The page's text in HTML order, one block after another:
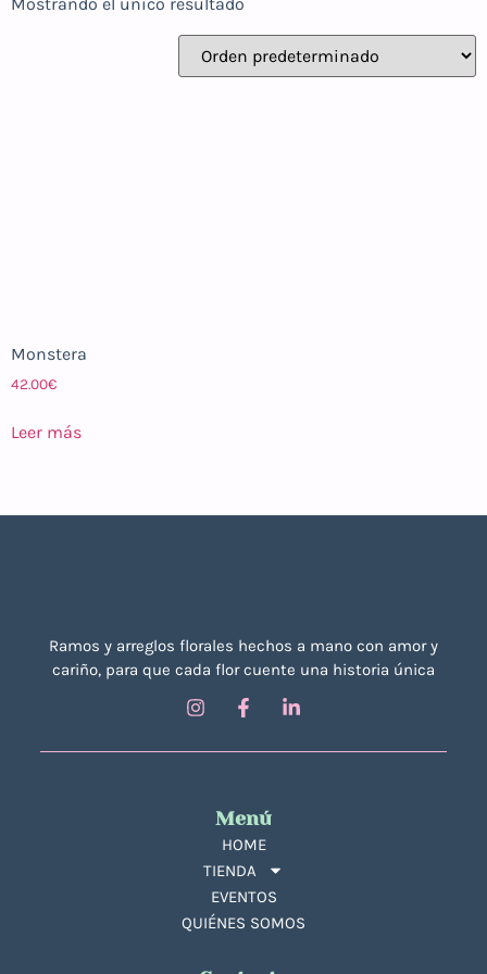
Monstera
42.00€
Leer más
Ramos y arreglos florales hechos a mano con amor y
cariño, para que cada flor cuente una historia única
Menú
HOME
TIENDA
EVENTOS
QUIÉNES SOMOS